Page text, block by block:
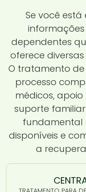
Se você
dependentes
oferece
O tratamento
processo
médicos,
suporte
fundamental
disponíveis e
a